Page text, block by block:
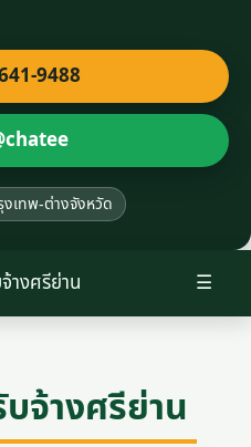
9488
งเทพ-ต่างจังหวัด
☰
างศรีย่าน
จ้างศรีย่าน